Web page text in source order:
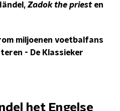
Zadok the priesten
miljoenen voetbalfans
- De Klassieker
het Engelse